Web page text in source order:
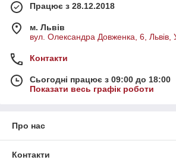
Працює з 28.12.2018
м. Львів
вул. Олександра Довженка, 6, Львів,
Контакти
Сьогодні працює з 09:00 до 18:00
Показати весь графік роботи
Про нас
Контакти